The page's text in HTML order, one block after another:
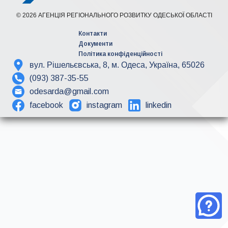
© 2026 АГЕНЦІЯ РЕГІОНАЛЬНОГО РОЗВИТКУ ОДЕСЬКОЇ ОБЛАСТІ
Контакти
Документи
Політика конфіденційності
вул. Рішельєвська, 8, м. Одеса, Україна, 65026
(093) 387-35-55
odesarda@gmail.com
facebook
instagram linkedin